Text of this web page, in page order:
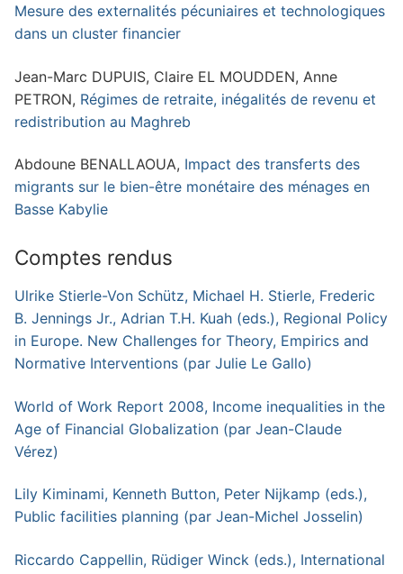
Mesure des externalités pécuniaires et technologiques
dans un cluster financier
Jean-Marc DUPUIS, Claire EL MOUDDEN, Anne
PETRON, Régimes de retraite, inégalités de revenu et
redistribution au Maghreb
Abdoune BENALLAOUA, Impact des transferts des
migrants sur le bien-être monétaire des ménages en
Basse Kabylie
Comptes rendus
Ulrike Stierle-Von Schütz, Michael H. Stierle, Frederic
B. Jennings Jr., Adrian T.H. Kuah (eds.), Regional Policy
in Europe. New Challenges for Theory, Empirics and
Normative Interventions (par Julie Le Gallo)
World of Work Report 2008, Income inequalities in the
Age of Financial Globalization (par Jean-Claude
Vérez)
Lily Kiminami, Kenneth Button, Peter Nijkamp (eds.),
Public facilities planning (par Jean-Michel Josselin)
Riccardo Cappellin, Rüdiger Winck (eds.), International